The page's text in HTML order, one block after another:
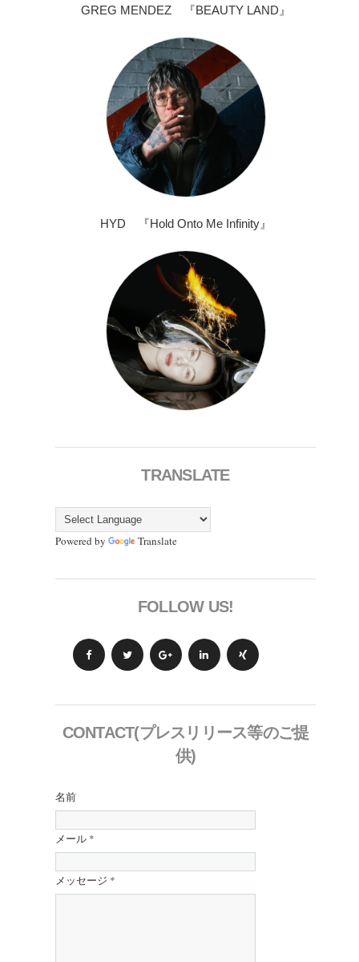
GREG MENDEZ 『BEAUTY LAND』
HYD 『Hold Onto Me Infinity』
TRANSLATE
Powered by Translate
FOLLOW US!
CONTACT(プレスリリース等のご提
供)
名前
メール *
メッセージ *